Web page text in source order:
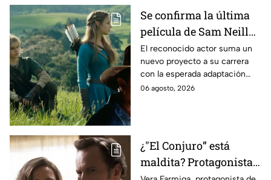
Se confirma la última
película de Sam Neill
antes de morir: esto es
lo que se sabe hasta
ahora
El reconocido actor suma un
nuevo proyecto a su carrera
con la esperada adaptación
cinematográfica del popular
06 agosto, 2026
¿"El Conjuro” está
maldita? Protagonista